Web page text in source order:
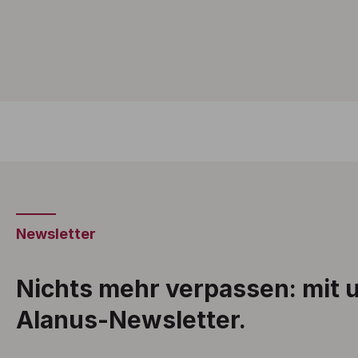
Newsletter
Nichts mehr verpassen: mit
Alanus-Newsletter.